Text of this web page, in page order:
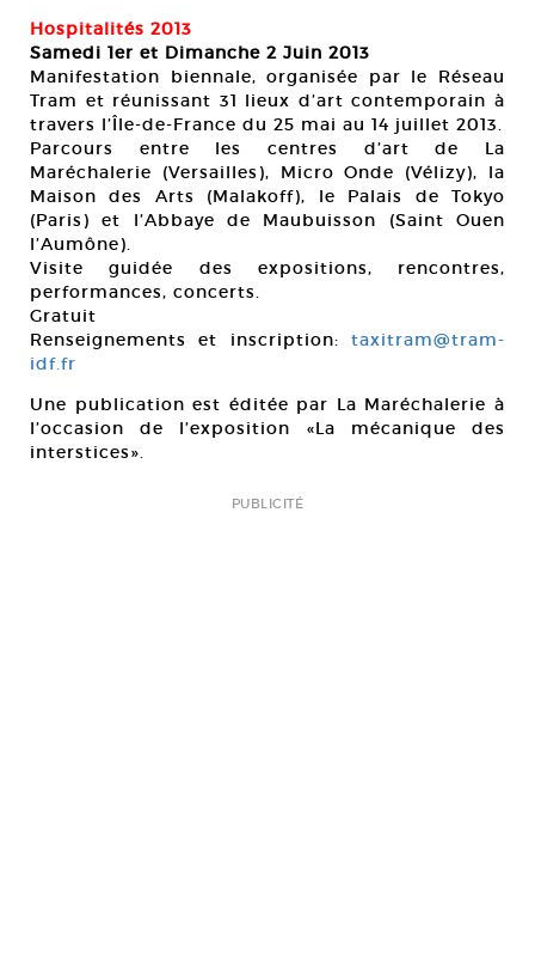
Hospitalités 2013
Samedi 1er et Dimanche 2 Juin 2013
Manifestation biennale, organisée par le Réseau
Tram et réunissant 31 lieux d’art contemporain à
travers l’Île-de-France du 25 mai au 14 juillet 2013.
Parcours entre les centres d’art de La
Maréchalerie (Versailles), Micro Onde (Vélizy), la
Maison des Arts (Malakoff), le Palais de Tokyo
(Paris) et l’Abbaye de Maubuisson (Saint Ouen
l’Aumône).
Visite guidée des expositions, rencontres,
performances, concerts.
Gratuit
Renseignements et inscription: taxitram@tram-
idf.fr
Une publication est éditée par La Maréchalerie à
l’occasion de l’exposition «La mécanique des
interstices».
PUBLICITÉ